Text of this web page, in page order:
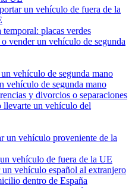
un vehículo de fuera de la
placas verdes
o vender un vehículo de segunda
vehículo de segunda mano
vehículo de segunda mano
y divorcios o separaciones
llevarte un vehículo del
un vehículo proveniente de la
vehículo de fuera de la UE
un vehículo español al extranjero
dentro de España